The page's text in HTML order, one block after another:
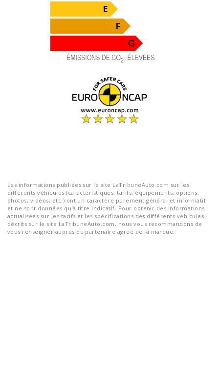
Les informations publiées sur le site LaTribuneAuto.com sur les
différents véhicules (caractéristiques, tarifs, équipements, options,
photos, vidéos, etc.) ont un caractère purement général et informatif
et ne sont données qu'à titre indicatif. Pour obtenir des informations
actualisées sur les tarifs et les spécifications des différents véhicules
décrits sur le site LaTribuneAuto.com, nous vous recommandons de
vous renseigner auprès du partenaire agréé de la marque.